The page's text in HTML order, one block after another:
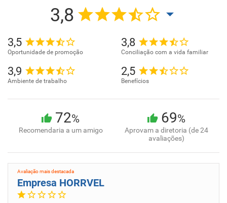
3,8
3,5
Oportunidade de promoção
3,8
Conciliação com a vida familiar
3,9
Ambiente de trabalho
2,5
Benefícios
72%
Recomendaria a um amigo
69%
Aprovam a diretoria (de 24
avaliações)
Avaliação mais destacada
Empresa HORRVEL